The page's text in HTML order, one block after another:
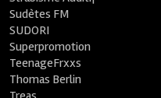
Sudètes FM
SUDORI
Superpromotion
TeenageFrxxs
Thomas Berlin